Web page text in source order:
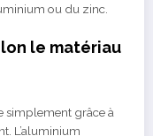
ou du zinc.
le matériau
simplement grâce à
L’aluminium